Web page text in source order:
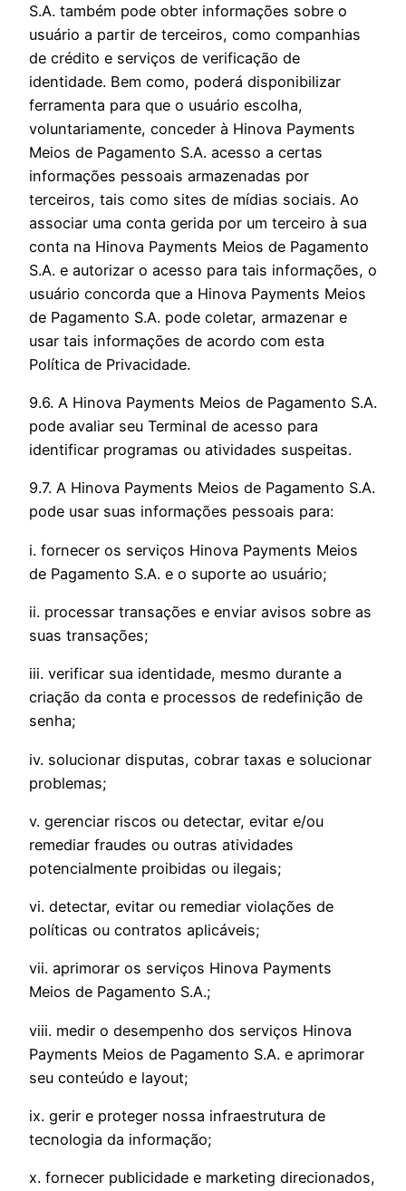
S.A. também pode obter informações sobre o
usuário a partir de terceiros, como companhias
de crédito e serviços de verificação de
identidade. Bem como, poderá disponibilizar
ferramenta para que o usuário escolha,
voluntariamente, conceder à Hinova Payments
Meios de Pagamento S.A. acesso a certas
informações pessoais armazenadas por
terceiros, tais como sites de mídias sociais. Ao
associar uma conta gerida por um terceiro à sua
conta na Hinova Payments Meios de Pagamento
S.A. e autorizar o acesso para tais informações, o
usuário concorda que a Hinova Payments Meios
de Pagamento S.A. pode coletar, armazenar e
usar tais informações de acordo com esta
Política de Privacidade.
9.6. A Hinova Payments Meios de Pagamento S.A.
pode avaliar seu Terminal de acesso para
identificar programas ou atividades suspeitas.
9.7. A Hinova Payments Meios de Pagamento S.A.
pode usar suas informações pessoais para:
i. fornecer os serviços Hinova Payments Meios
de Pagamento S.A. e o suporte ao usuário;
ii. processar transações e enviar avisos sobre as
suas transações;
iii. verificar sua identidade, mesmo durante a
criação da conta e processos de redefinição de
senha;
iv. solucionar disputas, cobrar taxas e solucionar
problemas;
v. gerenciar riscos ou detectar, evitar e/ou
remediar fraudes ou outras atividades
potencialmente proibidas ou ilegais;
vi. detectar, evitar ou remediar violações de
políticas ou contratos aplicáveis;
vii. aprimorar os serviços Hinova Payments
Meios de Pagamento S.A.;
viii. medir o desempenho dos serviços Hinova
Payments Meios de Pagamento S.A. e aprimorar
seu conteúdo e layout;
ix. gerir e proteger nossa infraestrutura de
tecnologia da informação;
x. fornecer publicidade e marketing direcionados,